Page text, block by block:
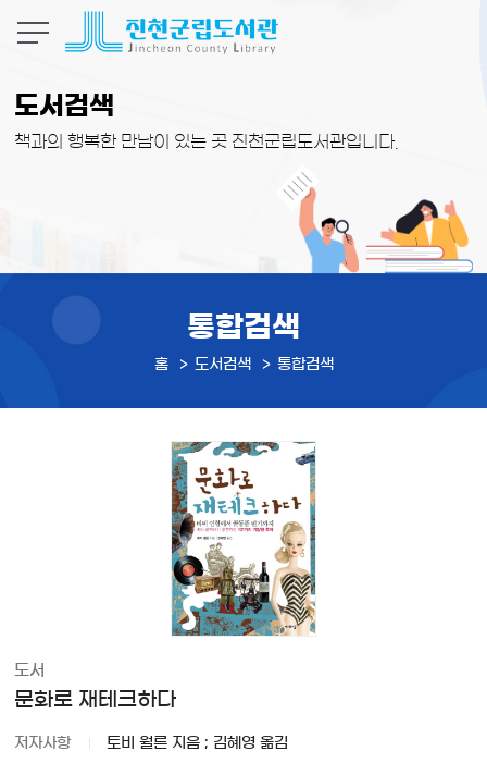
도서검색
책과의 행복한 만남이 있는 곳 진천군립도서관입니다.
통합검색
홈 도서검색 통합검색
도서
문화로 재테크하다
저자사항 토비 월른 지음 ; 김혜영 옮김